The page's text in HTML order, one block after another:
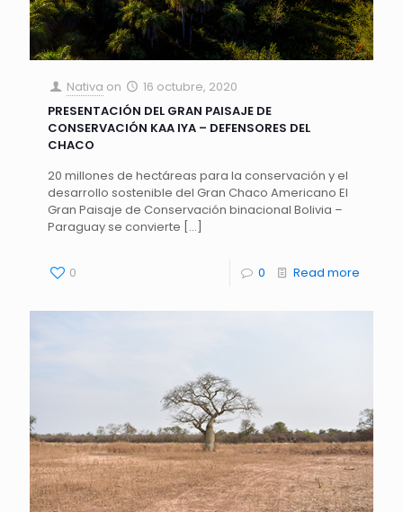
Nativa on
16 octubre, 2020
PRESENTACIÓN DEL GRAN PAISAJE DE
CONSERVACIÓN KAA IYA – DEFENSORES DEL
CHACO
20 millones de hectáreas para la conservación y el
desarrollo sostenible del Gran Chaco Americano El
Gran Paisaje de Conservación binacional Bolivia –
Paraguay se convierte […]
0 0 Read more